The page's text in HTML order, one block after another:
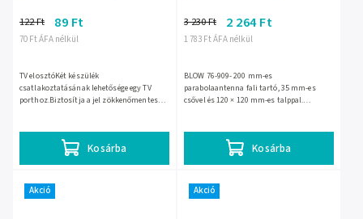
70 Ft ÁFA nélkül
122 Ft 89 Ft
Kosárba
TV elosztóKét készülék
csatlakoztatásának lehetősége egy TV
porthoz.Biztosítja a jel zökkenőmentes
1 783 Ft ÁFA nélkül
3 230 Ft 2 264 Ft
Kosárba
BLOW 76-909- 200 mm-es
parabolaantenna fali tartó, 35 mm-es
csővel és 120 × 120 mm-es talppal.
Akció Akció